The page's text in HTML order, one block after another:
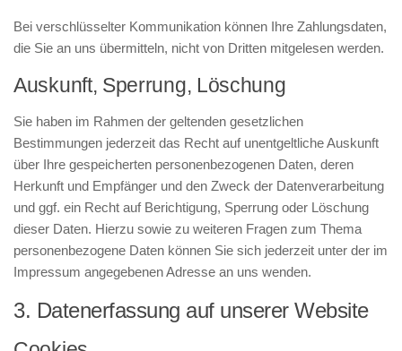
Bei verschlüsselter Kommunikation können Ihre Zahlungsdaten,
die Sie an uns übermitteln, nicht von Dritten mitgelesen werden.
Auskunft, Sperrung, Löschung
Sie haben im Rahmen der geltenden gesetzlichen
Bestimmungen jederzeit das Recht auf unentgeltliche Auskunft
über Ihre gespeicherten personenbezogenen Daten, deren
Herkunft und Empfänger und den Zweck der Datenverarbeitung
und ggf. ein Recht auf Berichtigung, Sperrung oder Löschung
dieser Daten. Hierzu sowie zu weiteren Fragen zum Thema
personenbezogene Daten können Sie sich jederzeit unter der im
Impressum angegebenen Adresse an uns wenden.
3. Datenerfassung auf unserer Website